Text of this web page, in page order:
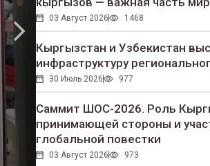
03 Август 2026 1468
Кыргызстан и Узбекистан
инфраструктуру
30 Июль 2026 977
Саммит ШОС-2026. Роль
принимающей стороны и
глобальной повестки
03 Август 2026 973